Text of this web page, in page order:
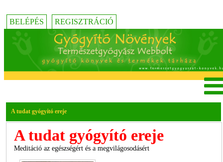
BELÉPÉS REGISZTRÁCIÓ
A tudat gyógyító ereje
A tudat gyógyító ereje
Meditáció az egészségért és a megvilágosodásért